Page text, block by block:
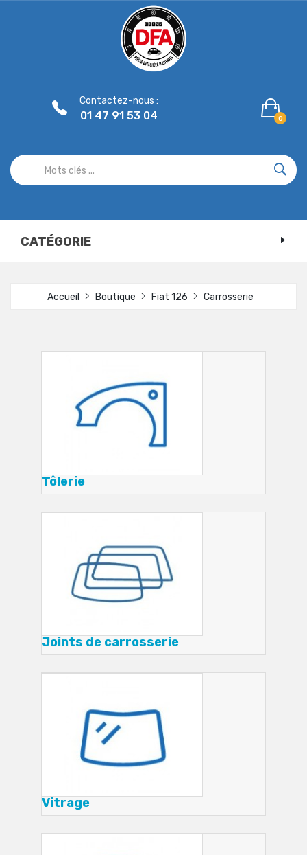
0
Contactez-nous :
01 47 91 53 04
CATÉGORIE
Accueil Boutique Fiat 126 Carrosserie
Tôlerie
Joints de carrosserie
Vitrage
Panneau de gestion des cookies